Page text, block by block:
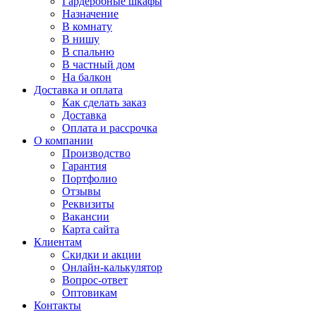
Назначение
В комнату
В нишу
В спальню
В частный дом
На балкон
Доставка и оплата
Как сделать заказ
Доставка
Оплата и рассрочка
О компании
Производство
Гарантия
Портфолио
Отзывы
Реквизиты
Вакансии
Карта сайта
Клиентам
Скидки и акции
Онлайн-калькулятор
Вопрос-ответ
Оптовикам
Контакты